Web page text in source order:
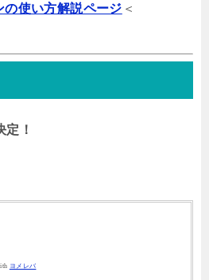
の使い方解説ページ ＜
！
ヨメレバ